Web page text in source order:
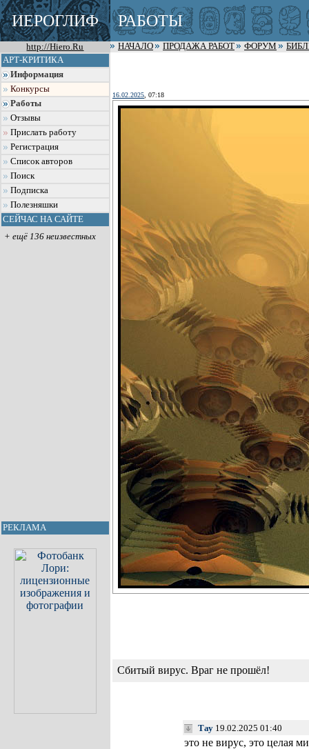
ИЕРОГЛИФ РАБОТЫ
http://Hiero.Ru НАЧАЛО ПРОДАЖА РАБОТ ФОРУМ
АРТ-КРИТИКА
Информация
Конкурсы
Работы
Отзывы
Прислать работу
Регистрация
Список авторов
Поиск
Подписка
Полезняшки
СЕЙЧАС НА САЙТЕ
+ ещё 136 неизвестных
РЕКЛАМА
16.02.2025 , 07:18
Сбитый вирус. Враг не прошёл!
Тау 19.02.2025 01:40
это не вирус, это целая